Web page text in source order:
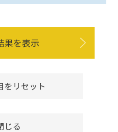
果を表示
をリセット
じる